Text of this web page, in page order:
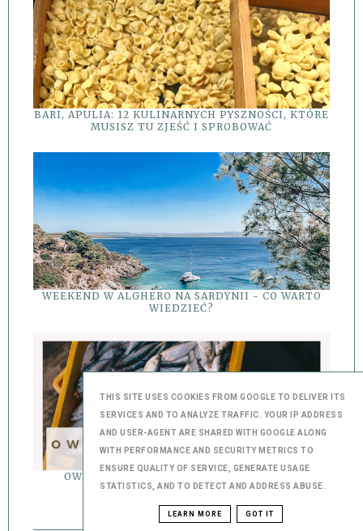
BARI, APULIA: 12 KULINARNYCH PYSZNOŚCI, KTÓRE
MUSISZ TU ZJEŚĆ I SPROBOWAĆ
WEEKEND W ALGHERO NA SARDYNII - CO WARTO
WIEDZIEĆ?
OWOCE MORZA W PORTO - GDZIE ZJEŚĆ?
THIS SITE USES COOKIES FROM GOOGLE TO DELIVER ITS
SERVICES AND TO ANALYZE TRAFFIC. YOUR IP ADDRESS
AND USER-AGENT ARE SHARED WITH GOOGLE ALONG
WITH PERFORMANCE AND SECURITY METRICS TO
ENSURE QUALITY OF SERVICE, GENERATE USAGE
STATISTICS, AND TO DETECT AND ADDRESS ABUSE.
LEARN MORE GOT IT